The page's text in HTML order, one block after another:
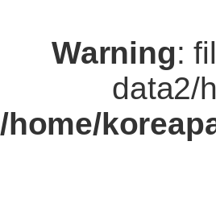
Warning:
data2/
/home/